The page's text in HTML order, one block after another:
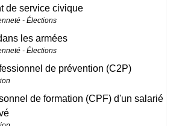
de service civique
- Élections
les armées
- Élections
de prévention (C2P)
de formation (CPF) d'un salarié